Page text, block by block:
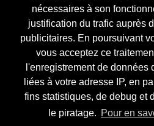
nécessaires à son
justification du trafic auprès
publicitaires. En poursuivant
vous acceptez ce
l'enregistrement de données
liées à votre adresse IP, en
fins statistiques, de debug et
le piratage. Pour en
Réalisations
Divers (et d’été)
Annonces
Liens externes
Téléchargement